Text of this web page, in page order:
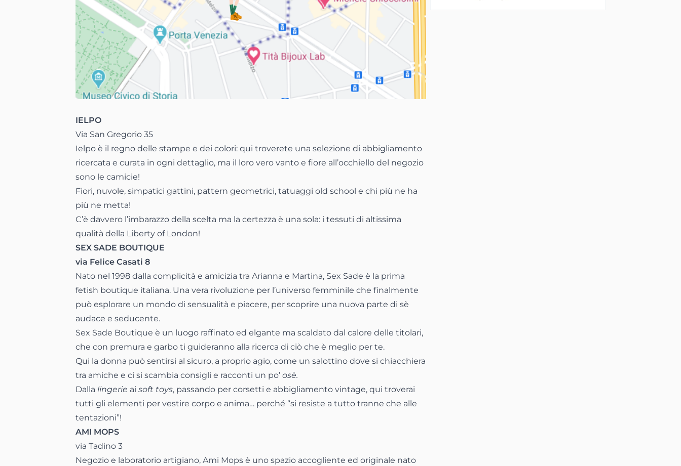
IELPO
Via San Gregorio 35
Ielpo è il regno delle stampe e dei colori: qui troverete una selezione di abbigliamento
ricercata e curata in ogni dettaglio, ma il loro vero vanto e fiore all’occhiello del negozio
sono le camicie!
Fiori, nuvole, simpatici gattini, pattern geometrici, tatuaggi old school e chi più ne ha
più ne metta!
C’è davvero l’imbarazzo della scelta ma la certezza è una sola: i tessuti di altissima
qualità della Liberty of London!
SEX SADE BOUTIQUE
via Felice Casati 8
Nato nel 1998 dalla complicità e amicizia tra Arianna e Martina, Sex Sade è la prima
fetish boutique italiana. Una vera rivoluzione per l’universo femminile che finalmente
può esplorare un mondo di sensualità e piacere, per scoprire una nuova parte di sè
audace e seducente.
Sex Sade Boutique è un luogo raffinato ed elgante ma scaldato dal calore delle titolari,
che con premura e garbo ti guideranno alla ricerca di ciò che è meglio per te.
Qui la donna può sentirsi al sicuro, a proprio agio, come un salottino dove si chiacchiera
tra amiche e ci si scambia consigli e racconti un po’ osè.
Dalla lingerie ai soft toys, passando per corsetti e abbigliamento vintage, qui troverai
tutti gli elementi per vestire corpo e anima… perché “si resiste a tutto tranne che alle
tentazioni”!
AMI MOPS
via Tadino 3
Negozio e laboratorio artigiano, Ami Mops è uno spazio accogliente ed originale nato